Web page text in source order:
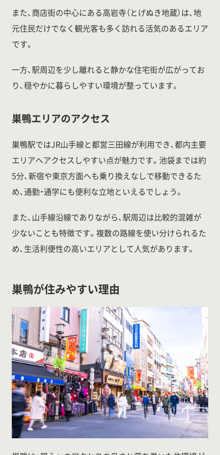
また、商店街の中心にある高岩寺（とげぬき地蔵）は、地
元住民だけでなく観光客も多く訪れる活気のあるエリア
です。
一方、駅周辺を少し離れると静かな住宅街が広がってお
り、穏やかに暮らしやすい環境が整っています。
巣鴨エリアのアクセス
巣鴨駅ではJR山手線と都営三田線が利用でき、都内主要
エリアへアクセスしやすい点が魅力です。池袋までは約
5分、新宿や東京方面へも乗り換えなしで移動できるた
め、通勤・通学にも便利な立地といえるでしょう。
また、山手線沿線でありながら、駅周辺は比較的混雑が
少ないことも特徴です。複数の路線を使い分けられるた
め、生活利便性の高いエリアとして人気があります。
巣鴨が住みやすい理由